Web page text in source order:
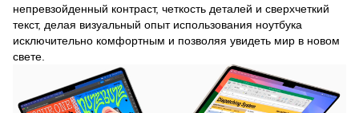
непревзойденный контраст, четкость деталей и сверхчеткий
текст, делая визуальный опыт использования ноутбука
исключительно комфортным и позволяя увидеть мир в новом
свете.